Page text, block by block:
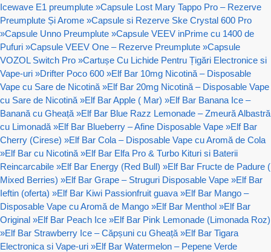
Icewave E1 preumplute »Capsule Lost Mary Tappo Pro – Rezerve
Preumplute Și Arome »Capsule si Rezerve Ske Crystal 600 Pro
»Capsule Unno Preumplute »Capsule VEEV inPrime cu 1400 de
Pufuri »Capsule VEEV One – Rezerve Preumplute »Capsule
VOZOL Switch Pro »Cartușe Cu Lichide Pentru Țigări Electronice si
Vape-uri »Drifter Poco 600 »Elf Bar 10mg Nicotină – Disposable
Vape cu Sare de Nicotină »Elf Bar 20mg Nicotină – Disposable Vape
cu Sare de Nicotină »Elf Bar Apple ( Mar) »Elf Bar Banana Ice –
Banană cu Gheață »Elf Bar Blue Razz Lemonade – Zmeură Albastră
cu Limonadă »Elf Bar Blueberry – Afine Disposable Vape »Elf Bar
Cherry (Cirese) »Elf Bar Cola – Disposable Vape cu Aromă de Cola
»Elf Bar cu Nicotină »Elf Bar Elfa Pro & Turbo Kituri si Baterii
Reincarcabile »Elf Bar Energy (Red Bull) »Elf Bar Fructe de Padure (
Mixed Berries) »Elf Bar Grape – Struguri Disposable Vape »Elf Bar
Ieftin (oferta) »Elf Bar Kiwi Passionfruit guava »Elf Bar Mango –
Disposable Vape cu Aromă de Mango »Elf Bar Menthol »Elf Bar
Original »Elf Bar Peach Ice »Elf Bar Pink Lemonade (Limonada Roz)
»Elf Bar Strawberry Ice – Căpșuni cu Gheață »Elf Bar Tigara
Electronica si Vape-uri »Elf Bar Watermelon – Pepene Verde